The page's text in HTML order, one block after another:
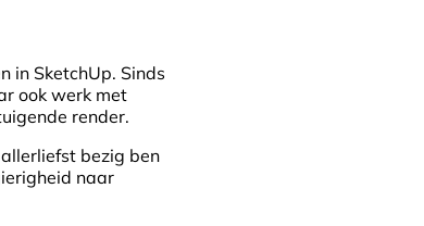
in SketchUp. Sinds
ook werk met
render.
bezig ben
naar